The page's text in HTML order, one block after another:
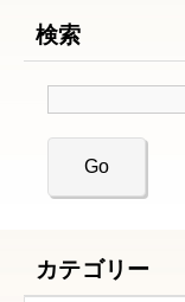
検索
カテゴリー